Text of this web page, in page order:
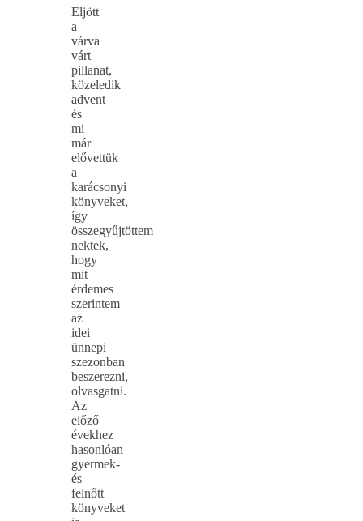
Eljött
a
várva
várt
pillanat,
közeledik
advent
és
mi
már
elővettük
a
karácsonyi
könyveket,
így
összegyűjtöttem
nektek,
hogy
mit
érdemes
szerintem
az
idei
ünnepi
szezonban
beszerezni,
olvasgatni.
Az
előző
évekhez
hasonlóan
gyermek-
és
felnőtt
könyveket